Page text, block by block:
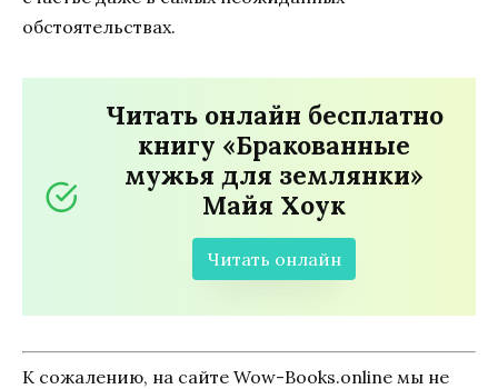
обстоятельствах.
Читать онлайн бесплатно
книгу «Бракованные
мужья для землянки»
Майя Хоук
Читать онлайн
К сожалению, на сайте Wow-Books.online мы не